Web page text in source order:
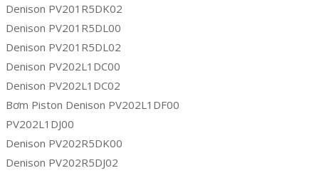
Denison PV201R5DK02
Denison PV201R5DL00
Denison PV201R5DL02
Denison PV202L1DC00
Denison PV202L1DC02
Bơm Piston Denison PV202L1DF00
PV202L1DJ00
Denison PV202R5DK00
Denison PV202R5DJ02